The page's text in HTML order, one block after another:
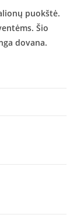
puokštė.
Šio
dovana.